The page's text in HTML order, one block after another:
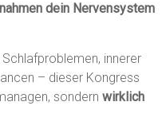
dein Nervensystem
innerer
– dieser Kongress
sondernwirklich